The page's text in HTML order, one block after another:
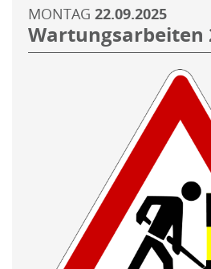
MONTAG 22.09.2025
Wartungsarbeiten